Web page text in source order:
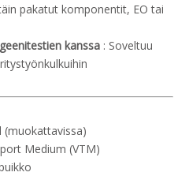
pakatut komponentit, EO tai
kanssa : Soveltuu
(muokattavissa)
Medium (VTM)